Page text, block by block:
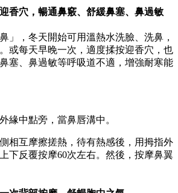
香穴，暢通鼻竅、舒緩鼻塞、鼻過敏
」，冬天開始可用溫熱水洗臉、洗鼻，
或每天早晚一次，適度揉按迎香穴，也
塞、鼻過敏等呼吸道不適，增強耐寒能
緣中點旁，當鼻唇溝中。
相互摩擦搓熱，待有熱感後，用拇指外
下反覆按摩60次左右。然後，按摩鼻翼